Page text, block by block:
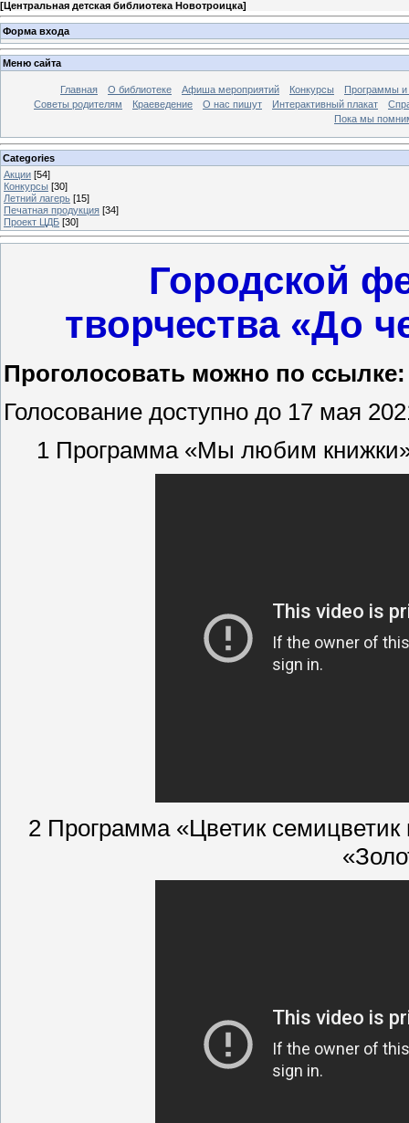
[Центральная детская библиотека Новотроицка]
Форма входа
Меню сайта
Главная О библиотеке Афиша мероприятий Конкурсы
Программы и
Советы родителям
Краеведение О нас пишут Интерактивный плакат
Пока мы
Categories
Акции [54]
Конкурсы [30]
Летний лагерь [15]
Печатная продукция [34]
Проект ЦДБ [30]
Городской
творчества «До
Проголосовать можно по
Голосование доступно до 17 мая
1 Программа «Мы любим
2 Программа «Цветик